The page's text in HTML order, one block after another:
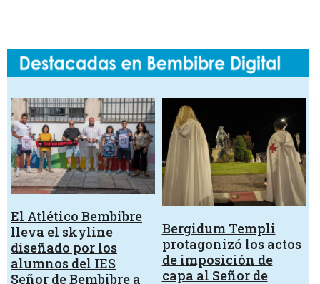
El Atlético Bembibre
lleva el skyline
diseñado por los
alumnos del IES
Señor de Bembibre a
Bergidum Templi
protagonizó los actos
de imposición de
capa al Señor de